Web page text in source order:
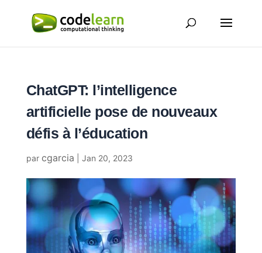
ChatGPT: l’intelligence
artificielle pose de nouveaux
défis à l’éducation
par cgarcia Jan 20, 2023